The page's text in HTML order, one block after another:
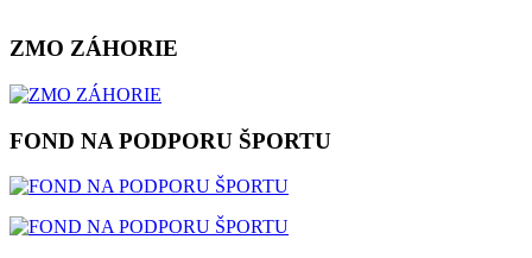
ZMO ZÁHORIE
FOND NA PODPORU ŠPORTU